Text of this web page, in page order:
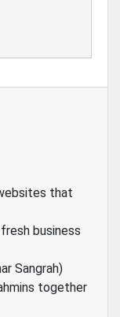
that
business
Sangrah)
together